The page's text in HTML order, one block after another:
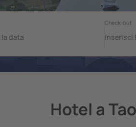
Hotel a